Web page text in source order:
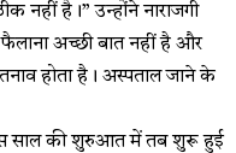
नहीं है।” उन्होंने नाराजगी
अच्छी बात नहीं है और
होता है। अस्पताल जाने के
साल की शुरुआत में तब शुरू हुई